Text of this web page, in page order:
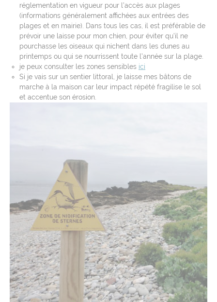
Cookies
Rejoignez-nous sur
réglementation en vigueur pour l’accès aux plages
(informations généralement affichées aux entrées des
plages et en mairie). Dans tous les cas, il est préférable de
prévoir une laisse pour mon chien, pour éviter qu’il ne
pourchasse les oiseaux qui nichent dans les dunes au
printemps ou qui se nourrissent toute l’année sur la plage.
je peux consulter les zones sensibles ici
Si je vais sur un sentier littoral, je laisse mes bâtons de
marche à la maison car leur impact répété fragilise le sol
et accentue son érosion.